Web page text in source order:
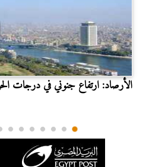
الأرصاد: ارتفاع جنوني في درجات الحرارة تصل لـ